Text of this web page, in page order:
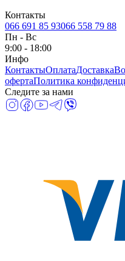
Контакты
066 691 85 93066 558 79 88
Пн - Вс
9:00 - 18:00
Инфо
КонтактыОплатаДоставка
офертаПолитика
Следите за нами